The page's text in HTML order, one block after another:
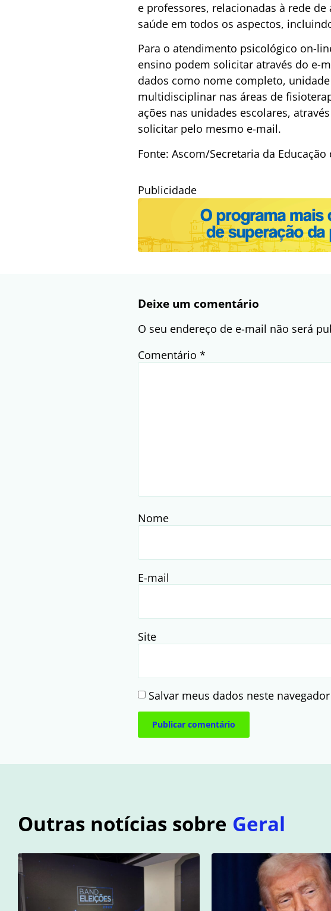
e professores, relacionadas à rede
saúde em todos os aspectos,
Para o atendimento psicológico on-
ensino podem solicitar através do e-
dados como nome completo,
multidisciplinar nas áreas de
ações nas unidades escolares,
solicitar pelo mesmo e-mail.
Fonte: Ascom/Secretaria da Educação
Publicidade
Deixe um comentário
O seu endereço de e-mail não será
Comentário *
Nome
E-mail
Site
Salvar meus dados neste
Outras notícias sobre Geral